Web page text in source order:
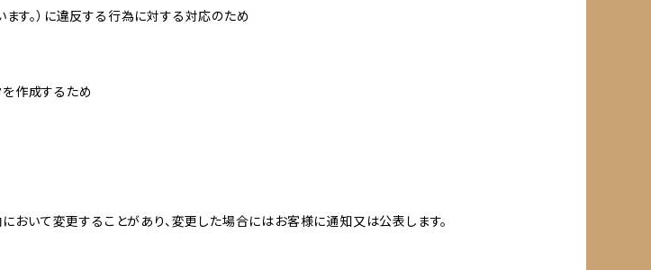
ます。）に違反する行為に対する対応のため
を作成するため
いて変更することがあり、変更した場合にはお客様に通知又は公表します。